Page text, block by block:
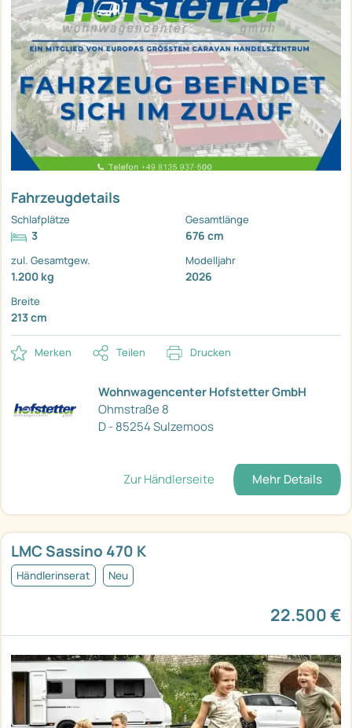
Fahrzeugdetails
Schlafplätze
3
Gesamtlänge
676 cm
zul. Gesamtgew.
1.200 kg
Modelljahr
2026
Breite
213 cm
Merken Teilen Drucken
Wohnwagencenter Hofstetter GmbH
Ohmstraße 8
D - 85254 Sulzemoos
Zur Händlerseite Mehr Details
LMC Sassino 470 K
Händlerinserat Neu
22.500 €